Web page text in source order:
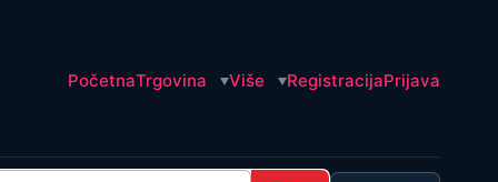
PočetnaTrgovina Više RegistracijaPrijava